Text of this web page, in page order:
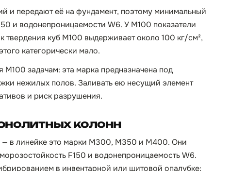
и передают её на фундамент, поэтому минимальный
и водонепроницаемости W6. У М100 показатели
твердения куб М100 выдерживает около 100 кг/см²,
категорически мало.
задачам: эта марка предназначена под
нежилых полов. Заливать ею несущий элемент
и риск разрушения.
колонн
— в линейке это марки М300, М350 и М400. Они
F150 и водонепроницаемость W6.
в инвентарной или щитовой опалубке;